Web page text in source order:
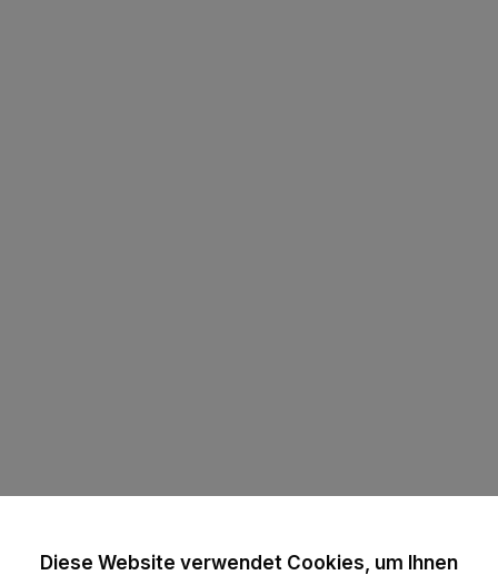
Diese Website verwendet Cookies, um Ihnen